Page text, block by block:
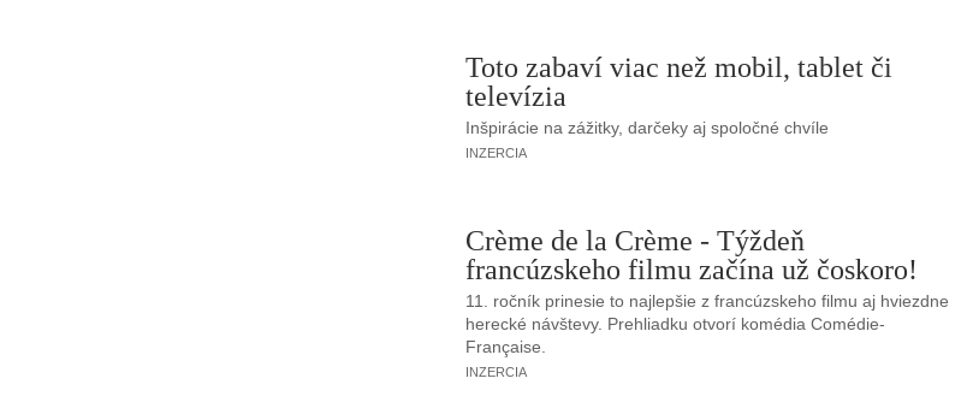
Toto zabaví viac než mobil, tablet či
televízia
Inšpirácie na zážitky, darčeky aj spoločné chvíle
INZERCIA
Crème de la Crème - Týždeň
francúzskeho filmu začína už čoskoro!
11. ročník prinesie to najlepšie z francúzskeho filmu aj hviezdne
herecké návštevy. Prehliadku otvorí komédia Comédie-
Française.
INZERCIA